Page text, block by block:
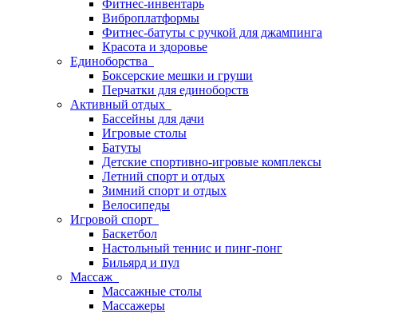
Фитнес-инвентарь
Виброплатформы
Фитнес-батуты с ручкой для джампинга
Красота и здоровье
Единоборства
Боксерские мешки и груши
Перчатки для единоборств
Активный отдых
Бассейны для дачи
Игровые столы
Батуты
Детские спортивно-игровые комплексы
Летний спорт и отдых
Зимний спорт и отдых
Велосипеды
Игровой спорт
Баскетбол
Настольный теннис и пинг-понг
Бильярд и пул
Массаж
Массажные столы
Массажеры